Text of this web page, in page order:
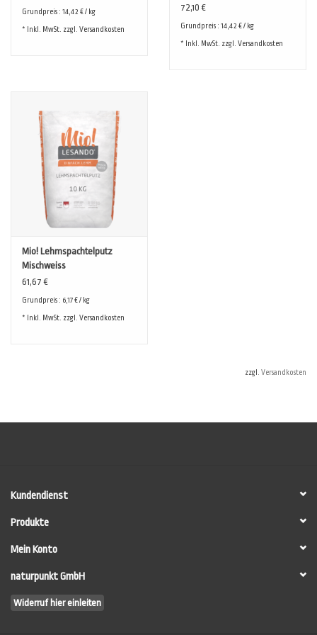
Grundpreis : 14,42 € / kg
* Inkl. MwSt. zzgl. Versandkosten
72,10 €
Grundpreis : 14,42 € / kg
* Inkl. MwSt. zzgl. Versandkosten
Mio! Lehmspachtelputz
Mischweiss
61,67 €
Grundpreis : 6,17 € / kg
* Inkl. MwSt. zzgl. Versandkosten
zzgl. Versandkosten
Kundendienst
Produkte
Mein Konto
naturpunkt GmbH
Widerruf hier einleiten